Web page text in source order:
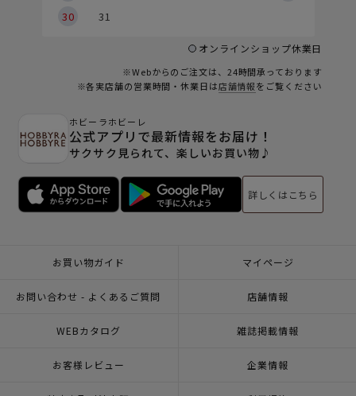
30
31
オンラインショップ休業日
※Webからのご注文は、24時間承っております
※各実店舗の営業時間・休業日は店舗情報をご覧ください
ホビーラホビーレ
公式アプリで最新情報をお届け！
サクサク見られて、楽しいお買い物♪
詳しくはこちら
お買い物ガイド マイページ
お問い合わせ - よくあるご質問 店舗情報
WEBカタログ 雑誌掲載情報
お客様レビュー 企業情報